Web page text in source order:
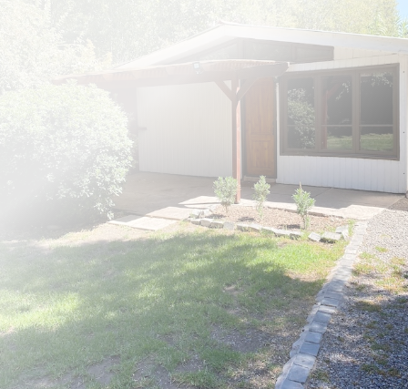
VALOR: $520.000
70 m² / 700 m²
3 dormitorios